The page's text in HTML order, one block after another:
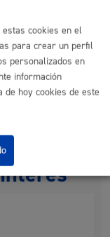
cookies en el
para crear un perfil
personalizados en
información
de hoy cookies de este